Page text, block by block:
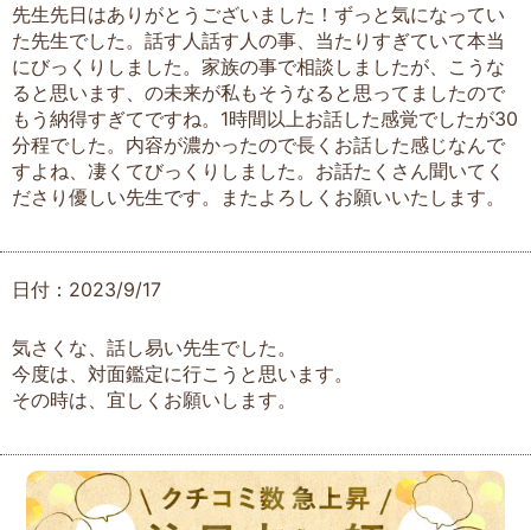
先生先日はありがとうございました！ずっと気になってい
た先生でした。話す人話す人の事、当たりすぎていて本当
にびっくりしました。家族の事で相談しましたが、こうな
ると思います、の未来が私もそうなると思ってましたので
もう納得すぎてですね。1時間以上お話した感覚でしたが30
分程でした。内容が濃かったので長くお話した感じなんで
すよね、凄くてびっくりしました。お話たくさん聞いてく
ださり優しい先生です。またよろしくお願いいたします。
日付：2023/9/17
気さくな、話し易い先生でした。
今度は、対面鑑定に行こうと思います。
その時は、宜しくお願いします。